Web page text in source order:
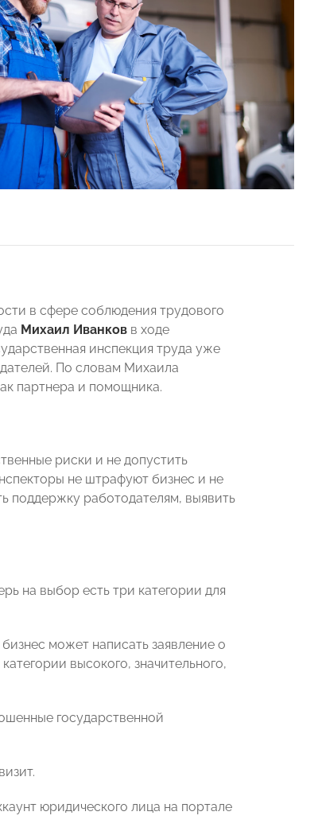
в сфере соблюдения трудового
Михаил Иванков в ходе
инспекция труда уже
По словам Михаила
партнера и помощника.
риски и не допустить
не штрафуют бизнес и не
поддержку работодателям, выявить
на выбор есть три категории для
может написать заявление о
высокого, значительного,
государственной
юридического лица на портале